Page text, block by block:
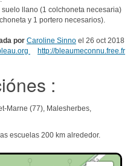
suelo llano (1 colchoneta necesaria)
y 1 portero necesarios).
por Caroline Sinno el 26 oct 2018
http://bleaumeconnu.free.fr
:
Marne (77), Malesherbes,
escuelas 200 km alrededor.